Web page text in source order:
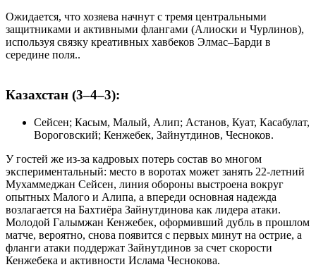
Ожидается, что хозяева начнут с тремя центральными
защитниками и активными флангами (Алиоски и Чурлинов),
используя связку креативных хавбеков Элмас–Барди в
середине поля..
Казахстан (3–4–3):
Сейсен; Касым, Малый, Алип; Астанов, Куат, Касабулат,
Вороговский; Кенжебек, Зайнутдинов, Чесноков.
У гостей же из-за кадровых потерь состав во многом
экспериментальный: место в воротах может занять 22-летний
Мухаммеджан Сейсен, линия обороны выстроена вокруг
опытных Малого и Алипа, а впереди основная надежда
возлагается на Бахтиёра Зайнутдинова как лидера атаки.
Молодой Галымжан Кенжебек, оформивший дубль в прошлом
матче, вероятно, снова появится с первых минут на острие, а
фланги атаки поддержат Зайнутдинов за счет скорости
Кенжебека и активности Ислама Чеснокова.